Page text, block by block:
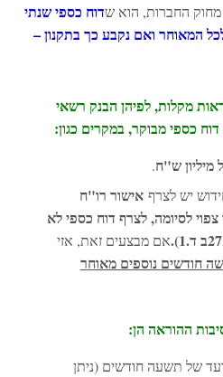
מחוק החברות, הוא שדוח כספי שנתי
המאוחר ואם נקבע כך בתקנון –
נקבעו הוראות מקלות, לפיהן הבנק רשאי
כספי מבוקר, במקרים כגון:
מיליון ש"ח.
יש לצרף אישור רו"ח
לסיומה, לצרף דוח כספי לא
אם מבצעים זאת, אזי
חודשים נוספים מאוחר
ההוראה הן:
של תשעה חודשים (ניתן